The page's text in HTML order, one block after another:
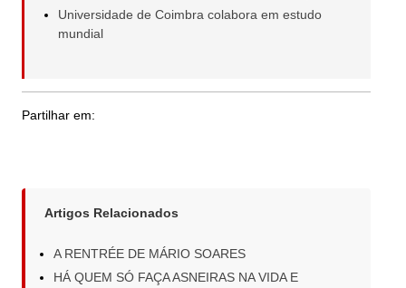
Universidade de Coimbra colabora em estudo
mundial
Partilhar em:
Artigos Relacionados
A RENTRÉE DE MÁRIO SOARES
HÁ QUEM SÓ FAÇA ASNEIRAS NA VIDA E